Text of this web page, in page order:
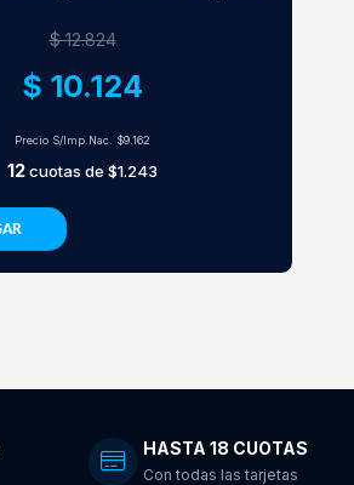
$ 12.824
$ 10.124
Precio S/Imp.Nac. $9.162
12cuotas de $1.243
HASTA 18 CUOTAS
Con todas las tarjetas